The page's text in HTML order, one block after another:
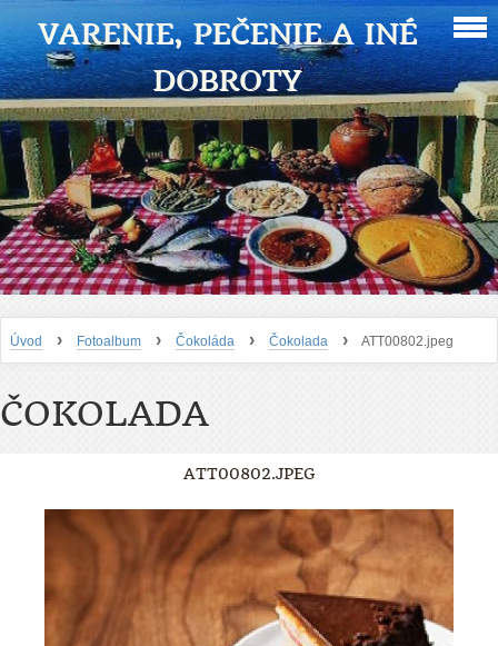
VARENIE, PEČENIE A INÉ
DOBROTY
Úvod › Fotoalbum › Čokoláda › Čokolada › ATT00802.jpeg
ČOKOLADA
ATT00802.JPEG